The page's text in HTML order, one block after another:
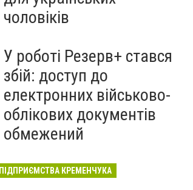
чоловіків
У роботі Резерв+ стався
збій: доступ до
електронних військово-
облікових документів
обмежений
ПІДПРИЄМСТВА КРЕМЕНЧУКА